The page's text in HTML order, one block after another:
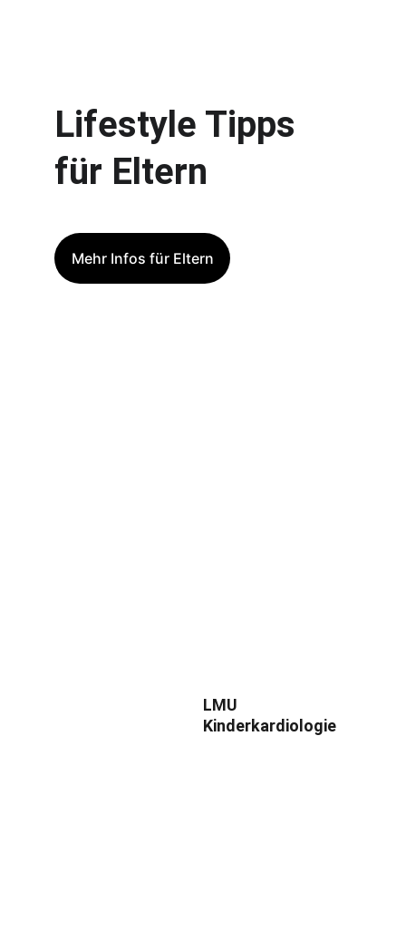
Lifestyle Tipps
für Eltern
Mehr Infos für Eltern
LMU
Kinderkardiologie